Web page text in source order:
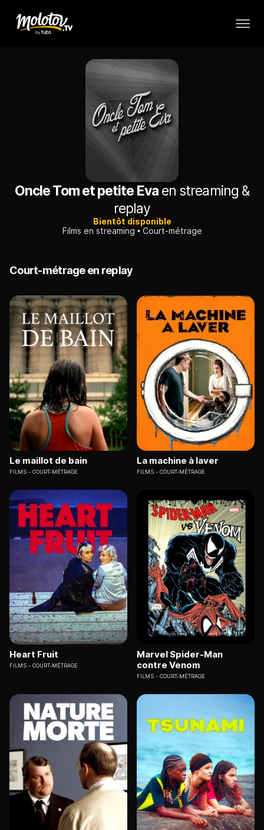
Oncle Tom et petite Evaen streaming &
replay
Bientôt disponible
Films en streaming
Court-métrage
Court-métrage en replay
Le maillot de bain
FILMS COURT-MÉTRAGE
La machine à laver
FILMS COURT-MÉTRAGE
Heart Fruit
FILMS COURT-MÉTRAGE
Marvel Spider-Man
contre Venom
FILMS COURT-MÉTRAGE